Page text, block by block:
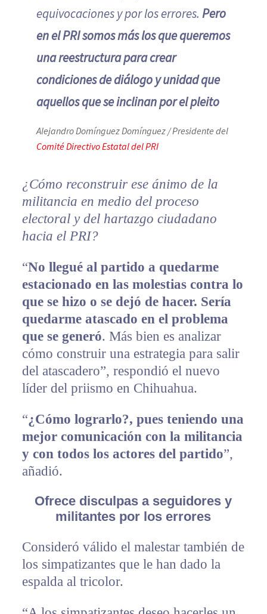
equivocaciones y por los errores. Pero
en el PRI somos más los que queremos
una reestructura para crear
condiciones de diálogo y unidad que
aquellos que se inclinan por el pleito
Alejandro Domínguez Domínguez / Presidente del
Comité Directivo Estatal del PRI
¿Cómo reconstruir ese ánimo de la
militancia en medio del proceso
electoral y del hartazgo ciudadano
hacia el PRI?
“No llegué al partido a quedarme
estacionado en las molestias contra lo
que se hizo o se dejó de hacer. Sería
quedarme atascado en el problema
que se generó. Más bien es analizar
cómo construir una estrategia para salir
del atascadero”, respondió el nuevo
líder del priismo en Chihuahua.
“¿Cómo lograrlo?, pues teniendo una
mejor comunicación con la militancia
y con todos los actores del partido”,
añadió.
Ofrece disculpas a seguidores y
militantes por los errores
Consideró válido el malestar también de
los simpatizantes que le han dado la
espalda al tricolor.